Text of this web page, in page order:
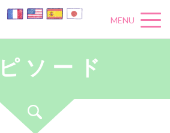
MENU
ピ ソ ー ド